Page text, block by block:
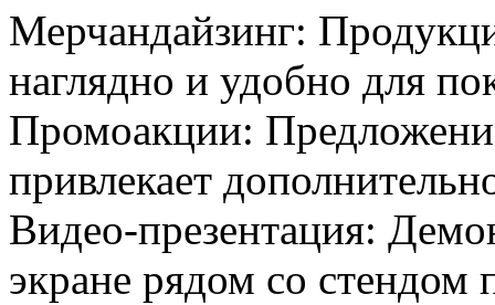
Мерчандайзинг:
наглядно и удобно для
Промоакции:
привлекает
Видео-презентация:
экране рядом со стендом